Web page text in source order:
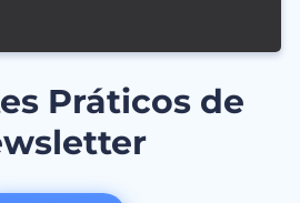
Práticos de